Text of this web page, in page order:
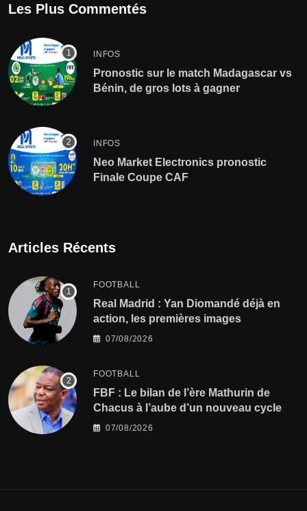
Les Plus Commentés
INFOS
Pronostic sur le match Madagascar vs
Bénin, de gros lots à gagner
INFOS
Neo Market Electronics pronostic
Finale Coupe CAF
Articles Récents
FOOTBALL
Real Madrid : Yan Diomandé déjà en
action, les premières images
07/08/2026
FOOTBALL
FBF : Le bilan de l’ère Mathurin de
Chacus à l’aube d’un nouveau cycle
07/08/2026